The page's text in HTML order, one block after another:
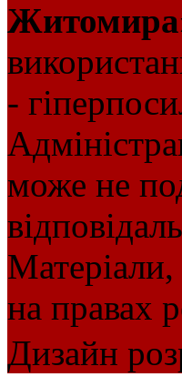
Житомира
-
може не
на правах
Дизайн